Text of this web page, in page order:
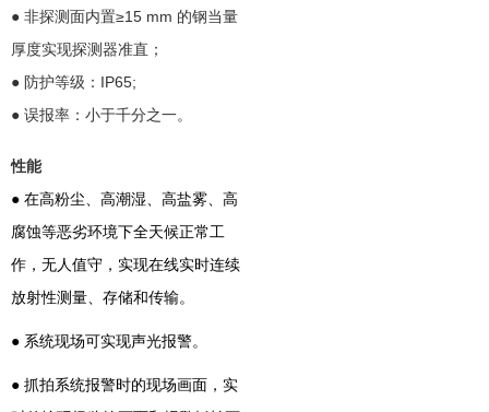
● 非探测面内置≥15 mm 的钢当量
厚度实现探测器准直；
● 防护等级：IP65;
● 误报率：小于千分之一。
性能
● 在高粉尘、高潮湿、高盐雾、高
腐蚀等恶劣环境下全天候正常工
作，无人值守，实现在线实时连续
放射性测量、存储和传输。
● 系统现场可实现声光报警。
● 抓拍系统报警时的现场画面，实